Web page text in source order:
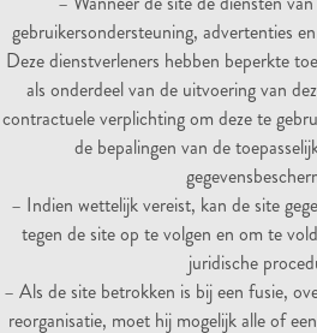
gebruikersondersteuning, advertenties
Deze dienstverleners hebben beperkte
als onderdeel van de uitvoering van
contractuele verplichting om deze te
de bepalingen van de
– Indien wettelijk vereist, kan de site
tegen de site op te volgen en om te
juridische
– Als de site betrokken is bij een fusie,
reorganisatie, moet hij mogelijk alle of